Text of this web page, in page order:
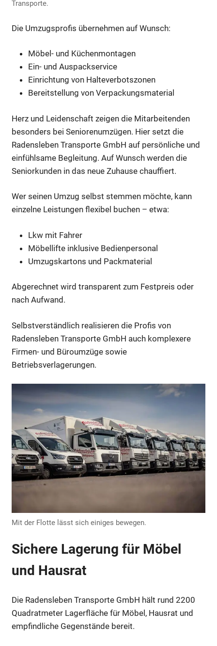
Transporte.
Die Umzugsprofis übernehmen auf Wunsch:
Möbel- und Küchenmontagen
Ein- und Auspackservice
Einrichtung von Halteverbotszonen
Bereitstellung von Verpackungsmaterial
Herz und Leidenschaft zeigen die Mitarbeitenden
besonders bei Seniorenumzügen. Hier setzt die
Radensleben Transporte GmbH auf persönliche und
einfühlsame Begleitung. Auf Wunsch werden die
Seniorkunden in das neue Zuhause chauffiert.
Wer seinen Umzug selbst stemmen möchte, kann
einzelne Leistungen flexibel buchen – etwa:
Lkw mit Fahrer
Möbellifte inklusive Bedienpersonal
Umzugskartons und Packmaterial
Abgerechnet wird transparent zum Festpreis oder
nach Aufwand.
Selbstverständlich realisieren die Profis von
Radensleben Transporte GmbH auch komplexere
Firmen- und Büroumzüge sowie
Betriebsverlagerungen.
Mit der Flotte lässt sich einiges bewegen.
Sichere Lagerung für Möbel
und Hausrat
Die Radensleben Transporte GmbH hält rund 2200
Quadratmeter Lagerfläche für Möbel, Hausrat und
empfindliche Gegenstände bereit.